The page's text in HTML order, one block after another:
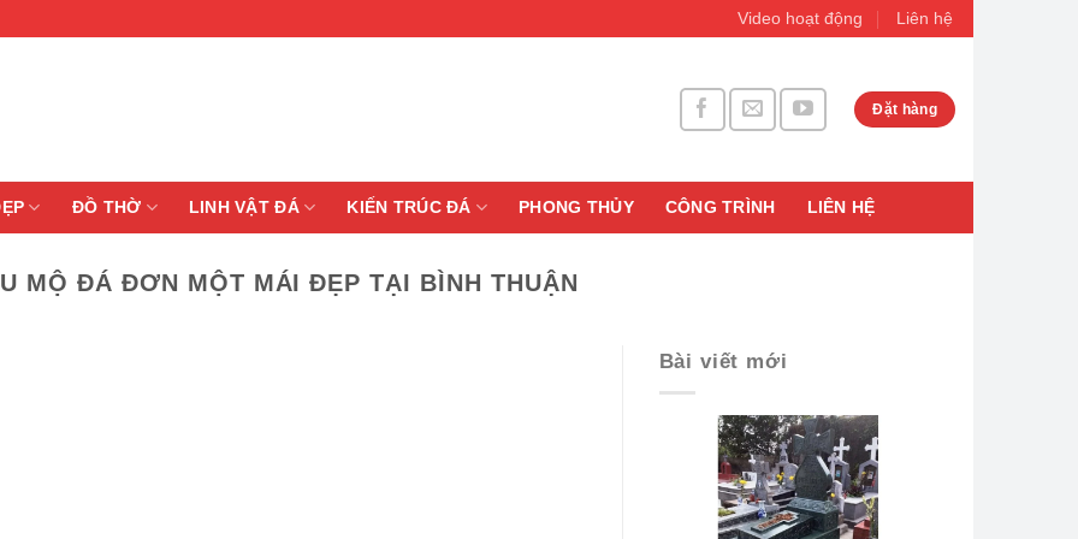
Video hoạt động Liên hệ
Đặt hàng
ĐỒ THỜ LINH VẬT ĐÁ KIẾN TRÚC ĐÁ PHONG THỦY CÔNG TRÌNH LIÊN HỆ
MỘ ĐÁ ĐƠN MỘT MÁI ĐẸP TẠI BÌNH THUẬN
Bài viết mới